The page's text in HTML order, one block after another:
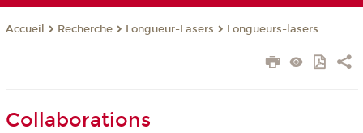
Accueil Recherche Longueur-Lasers Longueurs-lasers
Collaborations